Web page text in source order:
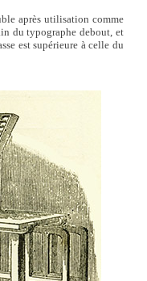
après utilisation comme
du typographe debout, et
est supérieure à celle du